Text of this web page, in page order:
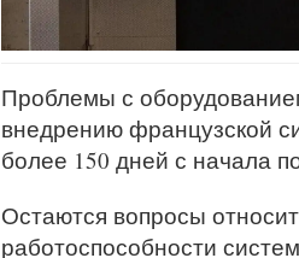
Проблемы с
внедрению французской
более 150 дней с начала
Остаются вопросы
работоспособности